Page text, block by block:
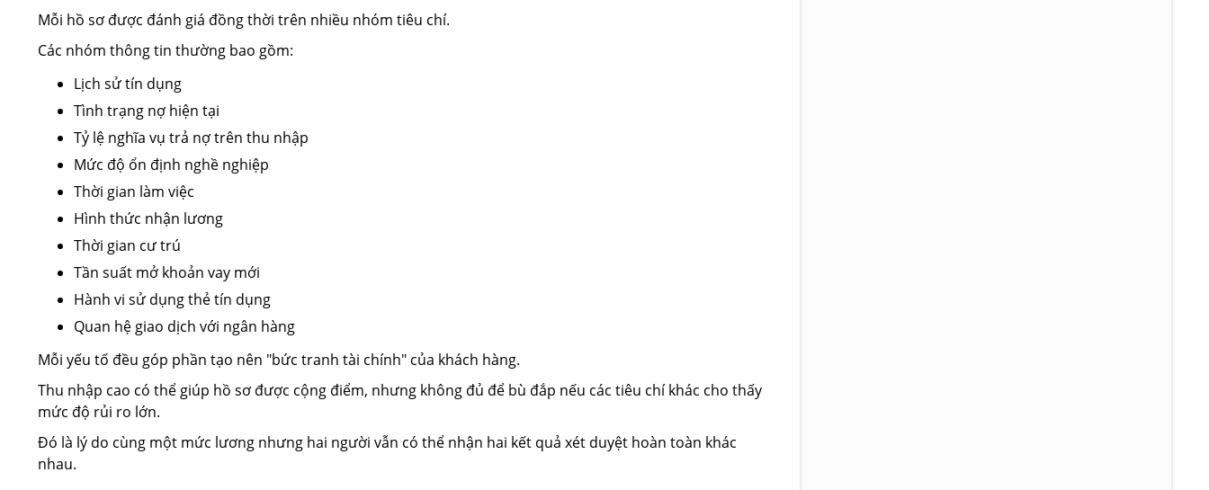
Mỗi hồ sơ được đánh giá đồng thời trên nhiều nhóm tiêu chí.
Các nhóm thông tin thường bao gồm:
Lịch sử tín dụng
Tình trạng nợ hiện tại
Tỷ lệ nghĩa vụ trả nợ trên thu nhập
Mức độ ổn định nghề nghiệp
Thời gian làm việc
Hình thức nhận lương
Thời gian cư trú
Tần suất mở khoản vay mới
Hành vi sử dụng thẻ tín dụng
Quan hệ giao dịch với ngân hàng
Mỗi yếu tố đều góp phần tạo nên "bức tranh tài chính" của khách hàng.
Thu nhập cao có thể giúp hồ sơ được cộng điểm, nhưng không đủ để bù đắp nếu các tiêu chí khác cho thấy
mức độ rủi ro lớn.
Đó là lý do cùng một mức lương nhưng hai người vẫn có thể nhận hai kết quả xét duyệt hoàn toàn khác
nhau.